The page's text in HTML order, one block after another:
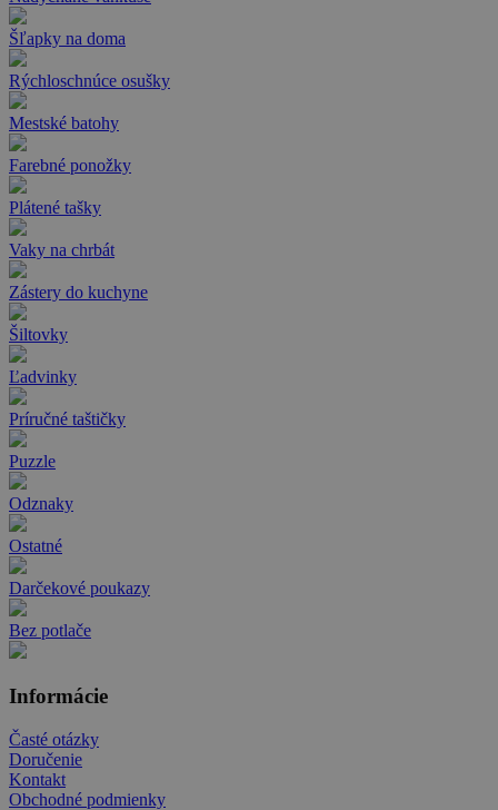
Šľapky na doma
Rýchloschnúce osušky
Mestské batohy
Farebné ponožky
Plátené tašky
Vaky na chrbát
Zástery do kuchyne
Šiltovky
Ľadvinky
Príručné taštičky
Puzzle
Odznaky
Ostatné
Darčekové poukazy
Bez potlače
Informácie
Časté otázky
Doručenie
Kontakt
Obchodné podmienky